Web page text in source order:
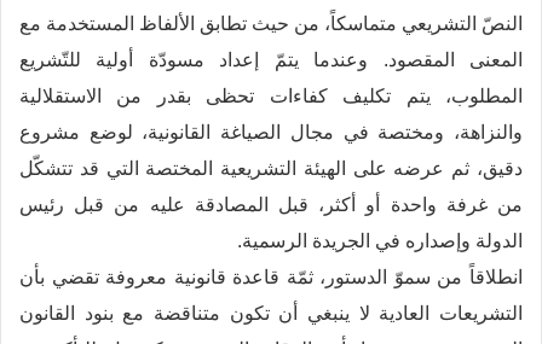
النصّ التشريعي متماسكاً، من حيث تطابق الألفاظ المستخدمة مع
المعنى المقصود. وعندما يتمّ إعداد مسودّة أولية للتّشريع
المطلوب، يتم تكليف كفاءات تحظى بقدر من الاستقلالية
والنزاهة، ومختصة في مجال الصياغة القانونية، لوضع مشروع
دقيق، ثم عرضه على الهيئة التشريعية المختصة التي قد تتشكّل
من غرفة واحدة أو أكثر، قبل المصادقة عليه من قبل رئيس
الدولة وإصداره في الجريدة الرسمية.
انطلاقاً من سموّ الدستور، ثمّة قاعدة قانونية معروفة تقضي بأن
التشريعات العادية لا ينبغي أن تكون متناقضة مع بنود القانون